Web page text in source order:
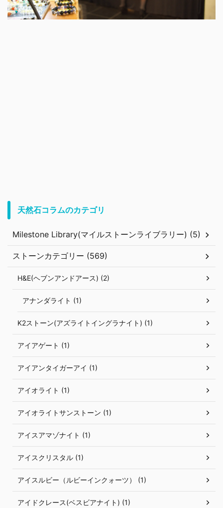
天然石コラムのカテゴリ
Milestone Library(マイルストーンライブラリー) (5)
ストーンカテゴリー (569)
H&E(ヘブンアンドアース) (2)
アナンダライト (1)
K2ストーン(アズライトイングラナイト) (1)
アイアゲート (1)
アイアンタイガーアイ (1)
アイオライト (1)
アイオライトサンストーン (1)
アイスアマゾナイト (1)
アイスクリスタル (1)
アイスルビー（ルビーインクォーツ） (1)
アイドクレース(ベスビアナイト) (1)